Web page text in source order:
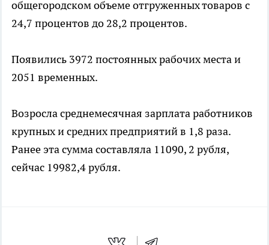
общегородском объеме отгруженных товаров с
24,7 процентов до 28,2 процентов.
Появились 3972 постоянных рабочих места и
2051 временных.
Возросла среднемесячная зарплата работников
крупных и средних предприятий в 1,8 раза.
Ранее эта сумма составляла 11090, 2 рубля,
сейчас 19982,4 рубля.